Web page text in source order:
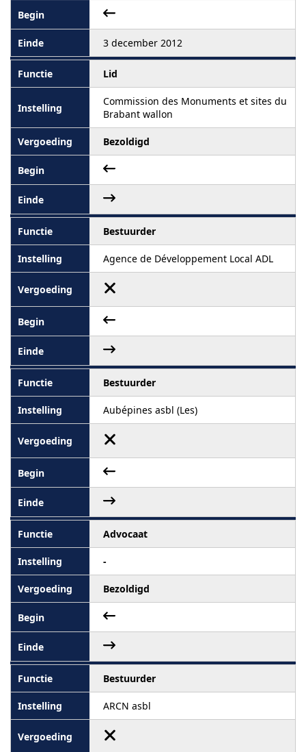
3 december 2012
Lid
Commission des Monuments et sites du
Brabant wallon
Bezoldigd
Bestuurder
Agence de Développement Local ADL
Bestuurder
Aubépines asbl (Les)
Advocaat
-
Bezoldigd
Bestuurder
ARCN asbl